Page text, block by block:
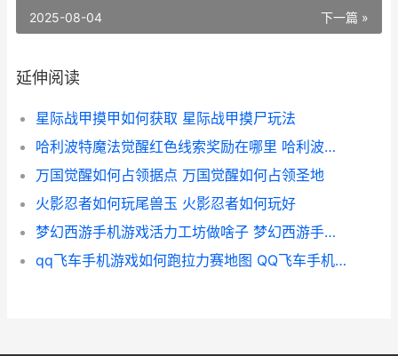
下一篇 »
2025-08-04
延伸阅读
星际战甲摸甲如何获取 星际战甲摸尸玩法
哈利波特魔法觉醒红色线索奖励在哪里 哈利波特魔法觉醒周年庆几月几号
万国觉醒如何占领据点 万国觉醒如何占领圣地
火影忍者如何玩尾兽玉 火影忍者如何玩好
梦幻西游手机游戏活力工坊做啥子 梦幻西游手机游戏
qq飞车手机游戏如何跑拉力赛地图 QQ飞车手机游戏不显示头脸